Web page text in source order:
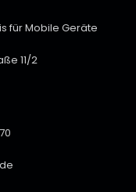
für Mobile Geräte
11/2